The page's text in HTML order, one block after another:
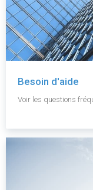
Besoin d'aide
Voir les questions